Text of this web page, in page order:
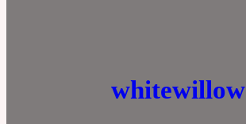
whitewillow